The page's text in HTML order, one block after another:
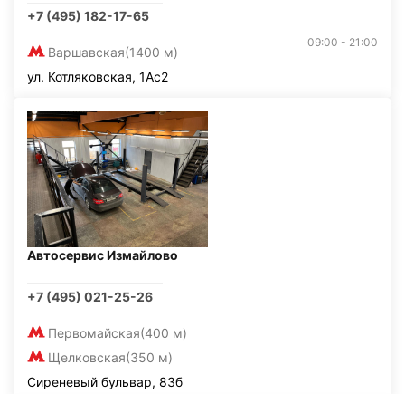
+7 (495) 182-17-65
Варшавская(1400 м)
09:00 - 21:00
ул. Котляковская, 1Ас2
Автосервис Измайлово
+7 (495) 021-25-26
Первомайская(400 м)
Щелковская(350 м)
Сиреневый бульвар, 83б